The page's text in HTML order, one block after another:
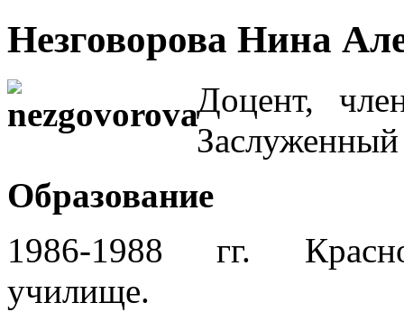
Незговорова Нина
Доцент,
Образование
1986-1988 гг.
училище.